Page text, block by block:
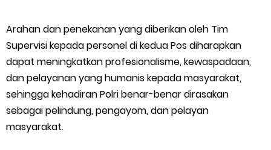
Arahan dan penekanan yang diberikan oleh Tim
Supervisi kepada personel di kedua Pos diharapkan
dapat meningkatkan profesionalisme, kewaspadaan,
dan pelayanan yang humanis kepada masyarakat,
sehingga kehadiran Polri benar-benar dirasakan
sebagai pelindung, pengayom, dan pelayan
masyarakat.